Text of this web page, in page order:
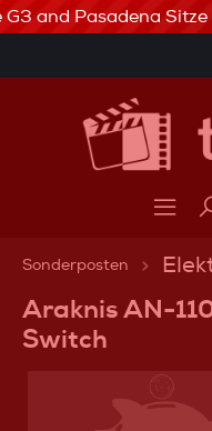
3% Skonto bei
G3 and Pasadena
Sonderposten
Araknis AN-
Switch